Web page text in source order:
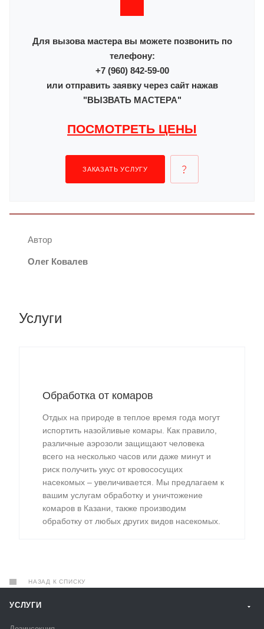
Для вызова мастера вы можете позвонить по
телефону:
+7 (960) 842-59-00
или отправить заявку через сайт нажав
"ВЫЗВАТЬ МАСТЕРА"
ПОСМОТРЕТЬ ЦЕНЫ
ЗАКАЗАТЬ УСЛУГУ
Автор
Олег Ковалев
Услуги
Обработка от комаров
Отдых на природе в теплое время года могут
испортить назойливые комары. Как правило,
различные аэрозоли защищают человека
всего на несколько часов или даже минут и
риск получить укус от кровососущих
насекомых – увеличивается. Мы предлагаем к
вашим услугам обработку и уничтожение
комаров в Казани, также производим
обработку от любых других видов насекомых.
НАЗАД К СПИСКУ
УСЛУГИ